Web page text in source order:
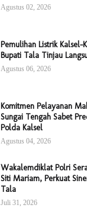
Agustus 02, 2026
Pemulihan Listrik Kalsel-
Bupati Tala Tinjau
Agustus 06, 2026
Komitmen Pelayanan
Sungai Tengah Sabet
Polda Kalsel
Agustus 04, 2026
Wakalemdiklat Polri
Siti Mariam, Perkuat
Tala
Juli 31, 2026